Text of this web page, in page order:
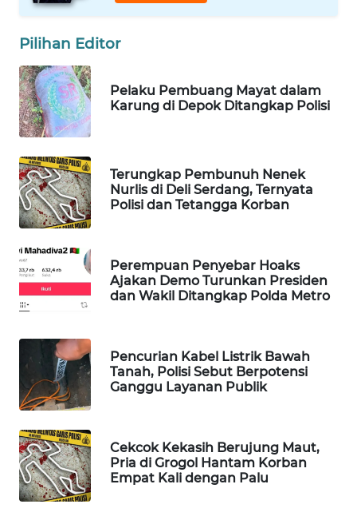
Pilihan Editor
Pelaku Pembuang Mayat dalam
Karung di Depok Ditangkap Polisi
Terungkap Pembunuh Nenek
Nurlis di Deli Serdang, Ternyata
Polisi dan Tetangga Korban
Perempuan Penyebar Hoaks
Ajakan Demo Turunkan Presiden
dan Wakil Ditangkap Polda Metro
Pencurian Kabel Listrik Bawah
Tanah, Polisi Sebut Berpotensi
Ganggu Layanan Publik
Cekcok Kekasih Berujung Maut,
Pria di Grogol Hantam Korban
Empat Kali dengan Palu
WAHANA
INFRASTRUKTUR
WAHANA
KONSUMEN
LISTRIK
WAHANA
TRAVEL
WAHANA
TV
ID
WAHANANEWS
CO ID
WAHANANEWS
NET